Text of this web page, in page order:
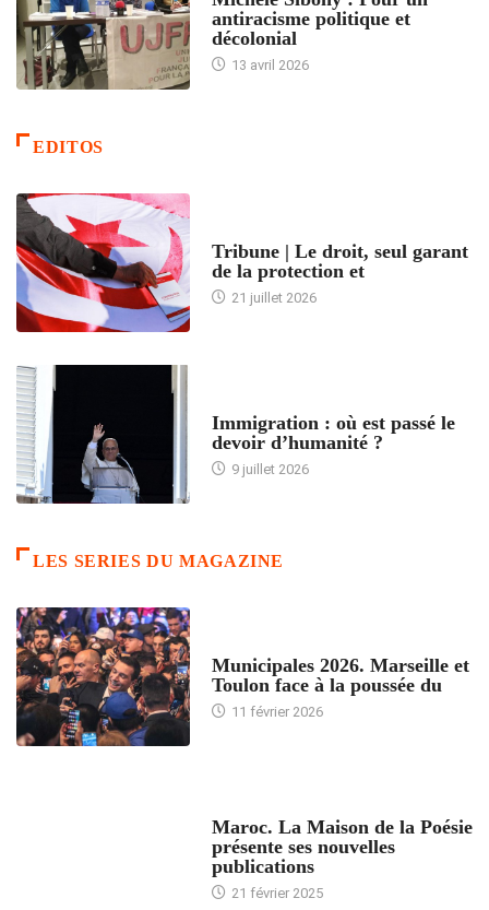
antiracisme politique et
décolonial
13 avril 2026
EDITOS
Tribune | Le droit, seul garant
de la protection et
21 juillet 2026
Immigration : où est passé le
devoir d’humanité ?
9 juillet 2026
LES SERIES DU MAGAZINE
Municipales 2026. Marseille et
Toulon face à la poussée du
11 février 2026
Maroc. La Maison de la Poésie
présente ses nouvelles
publications
21 février 2025